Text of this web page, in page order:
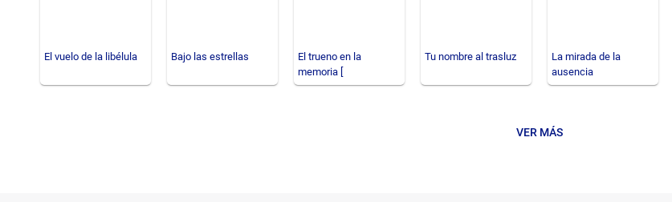
El vuelo de la libélula Bajo las estrellas
El trueno en la
memoria [
Tu nombre al trasluz
La mirada de la
ausencia
VER MÁS